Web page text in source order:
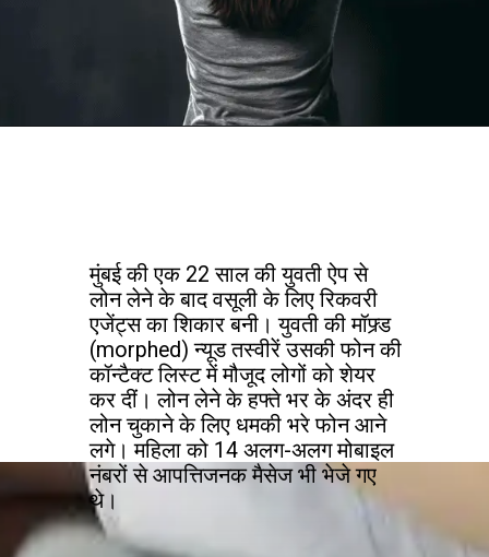
मुंबई की एक 22 साल की युवती ऐप से
लोन लेने के बाद वसूली के लिए रिकवरी
एजेंट्स का शिकार बनी। युवती की मॉफ्र्ड
(morphed) न्यूड तस्वीरें उसकी फोन की
कॉन्टैक्ट लिस्ट में मौजूद लोगों को शेयर
कर दीं। लोन लेने के हफ्ते भर के अंदर ही
लोन चुकाने के लिए धमकी भरे फोन आने
लगे। महिला को 14 अलग-अलग मोबाइल
नंबरों से आपत्तिजनक मैसेज भी भेजे गए
थे।